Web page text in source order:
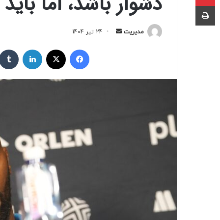
مدیریت
ارسال
24 تیر 1404
فیسبوک ایکس لینکداین
چاپ